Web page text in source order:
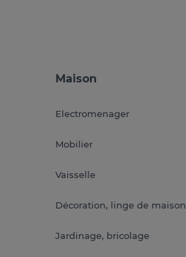
Maison
Electromenager
Mobilier
Vaisselle
Décoration, linge de maison
Jardinage, bricolage